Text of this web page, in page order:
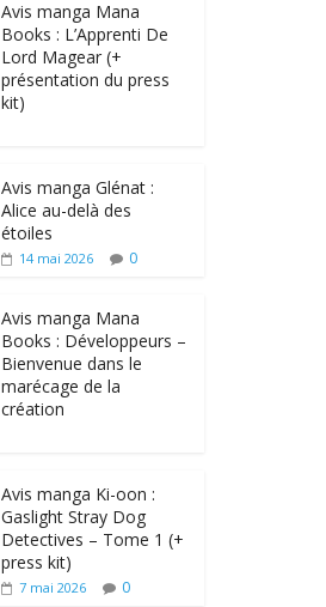
Avis manga Mana
Books : L’Apprenti De
Lord Magear (+
présentation du press
kit)
Avis manga Glénat :
Alice au-delà des
étoiles
14 mai 2026 0
Avis manga Mana
Books : Développeurs –
Bienvenue dans le
marécage de la
création
Avis manga Ki-oon :
Gaslight Stray Dog
Detectives – Tome 1 (+
press kit)
7 mai 2026 0